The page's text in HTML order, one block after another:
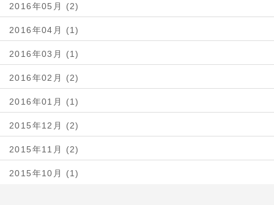
2016年05月 (2)
2016年04月 (1)
2016年03月 (1)
2016年02月 (2)
2016年01月 (1)
2015年12月 (2)
2015年11月 (2)
2015年10月 (1)